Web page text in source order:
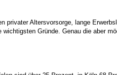
Altersvorsorge, lange
Gründe. Genau die aber